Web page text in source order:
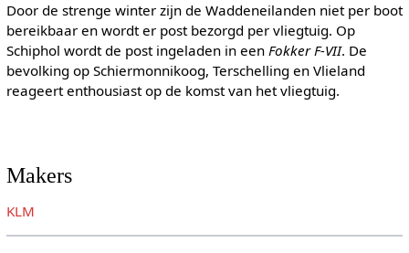
Door de strenge winter zijn de Waddeneilanden niet per boot
bereikbaar en wordt er post bezorgd per vliegtuig. Op
Schiphol wordt de post ingeladen in een Fokker F-VII. De
bevolking op Schiermonnikoog, Terschelling en Vlieland
reageert enthousiast op de komst van het vliegtuig.
Makers
KLM